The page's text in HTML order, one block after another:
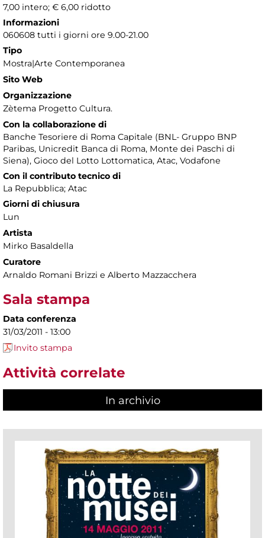
7,00 intero; € 6,00 ridotto
Informazioni
060608 tutti i giorni ore 9.00-21.00
Tipo
Mostra|Arte Contemporanea
Sito Web
Organizzazione
Zètema Progetto Cultura.
Con la collaborazione di
Banche Tesoriere di Roma Capitale (BNL- Gruppo BNP
Paribas, Unicredit Banca di Roma, Monte dei Paschi di
Siena), Gioco del Lotto Lottomatica, Atac, Vodafone
Con il contributo tecnico di
La Repubblica; Atac
Giorni di chiusura
Lun
Artista
Mirko Basaldella
Curatore
Arnaldo Romani Brizzi e Alberto Mazzacchera
Sala stampa
Data conferenza
31/03/2011 - 13:00
Invito stampa
Attività correlate
In archivio